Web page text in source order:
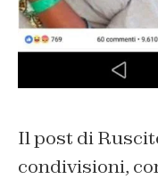
Il post di
condivisioni,